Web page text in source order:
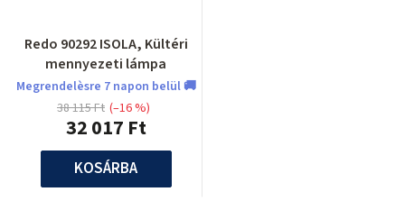
Redo 90292 ISOLA, Kültéri
mennyezeti lámpa
Megrendelèsre 7 napon belül 🚚
32 017 Ft
38 115 Ft (–16 %)
KOSÁRBA